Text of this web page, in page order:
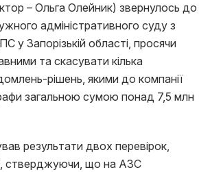
– Ольга Олейник) звернулось до
адміністративного суду з
у Запорізькій області, просячи
та скасувати кілька
рішень, якими до компанії
загальною сумою понад 7,5 млн
результати двох перевірок,
стверджуючи, що на АЗС